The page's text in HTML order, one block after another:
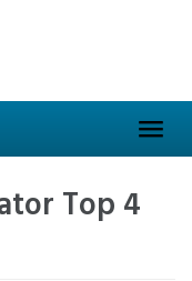
Top 4